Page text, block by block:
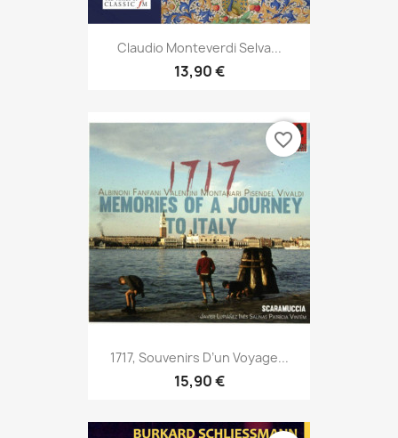
Claudio Monteverdi Selva...
13,90 €
1717, Souvenirs D’un Voyage...
15,90 €
favorite_border